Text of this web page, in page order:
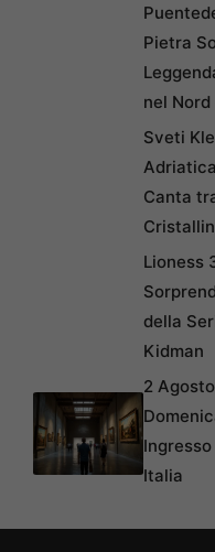
Pietra
nel
Sveti
Canta
Lioness
della
Kidman
2
Italia